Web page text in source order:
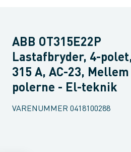
ABB OT315E22P
Lastafbryder, 4-
315 A, AC-23, Mellem
polerne - El-teknik
VARENUMMER 0418100288